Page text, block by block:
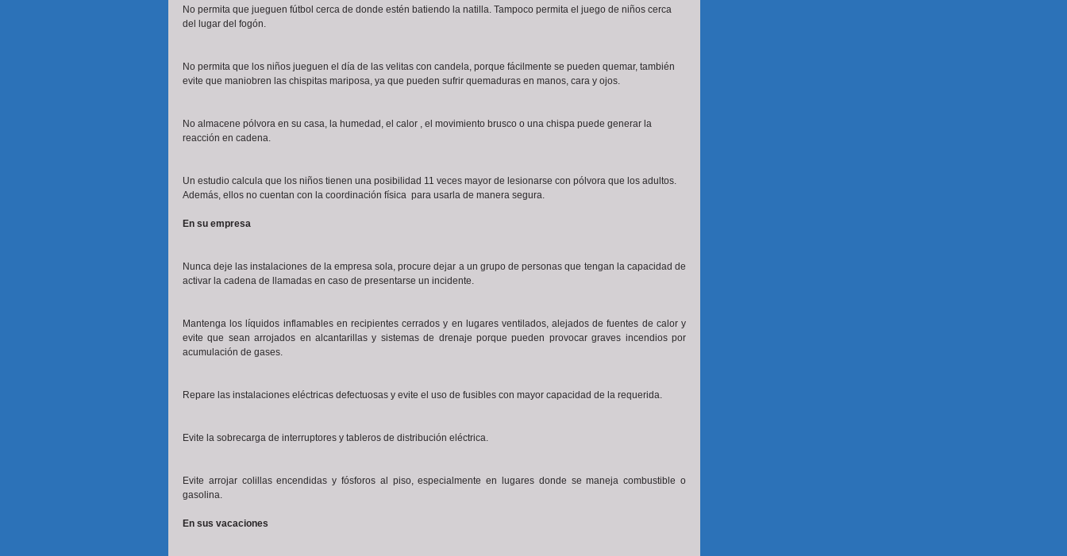
No permita que jueguen fútbol cerca de donde estén batiendo la natilla. Tampoco permita el juego de niños cerca
del lugar del fogón.
No permita que los niños jueguen el día de las velitas con candela, porque fácilmente se pueden quemar, también
evite que maniobren las chispitas mariposa, ya que pueden sufrir quemaduras en manos, cara y ojos.
No almacene pólvora en su casa, la humedad, el calor , el movimiento brusco o una chispa puede generar la
reacción en cadena.
Un estudio calcula que los niños tienen una posibilidad 11 veces mayor de lesionarse con pólvora que los adultos.
Además, ellos no cuentan con la coordinación física  para usarla de manera segura.
En su empresa
Nunca deje las instalaciones de la empresa sola, procure dejar a un grupo de personas que tengan la capacidad de
activar la cadena de llamadas en caso de presentarse un incidente.
Mantenga los líquidos inflamables en recipientes cerrados y en lugares ventilados, alejados de fuentes de calor y
evite que sean arrojados en alcantarillas y sistemas de drenaje porque pueden provocar graves incendios por
acumulación de gases.
Repare las instalaciones eléctricas defectuosas y evite el uso de fusibles con mayor capacidad de la requerida.
Evite la sobrecarga de interruptores y tableros de distribución eléctrica.
Evite arrojar colillas encendidas y fósforos al piso, especialmente en lugares donde se maneja combustible o
gasolina.
En sus vacaciones